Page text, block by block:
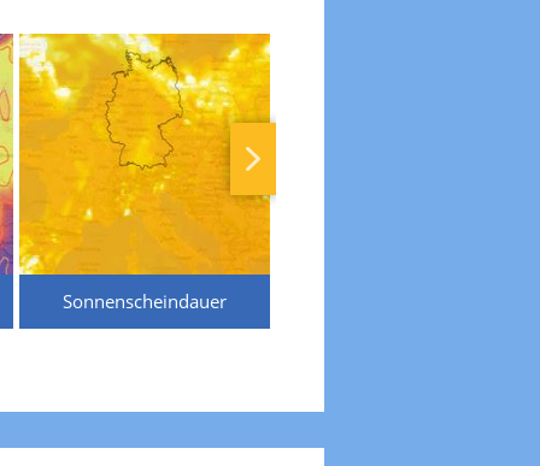
Sonnenscheindauer